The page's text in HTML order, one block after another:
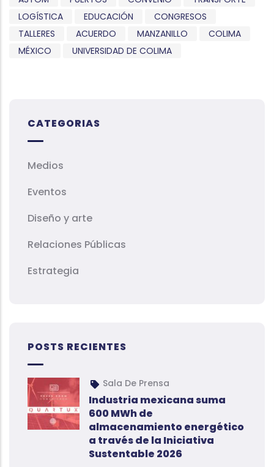
LOGÍSTICA
EDUCACIÓN
CONGRESOS
TALLERES
ACUERDO MANZANILLO
COLIMA
MÉXICO
UNIVERSIDAD DE COLIMA
CATEGORIAS
Medios
Eventos
Diseño y arte
Relaciones Públicas
Estrategia
POSTS RECIENTES
Sala De Prensa
Industria mexicana suma
600 MWh de
almacenamiento energético
a través de la Iniciativa
Sustentable 2026